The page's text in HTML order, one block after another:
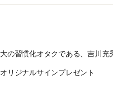
大の習慣化オタクである、吉川
オリジナルサインプレゼント